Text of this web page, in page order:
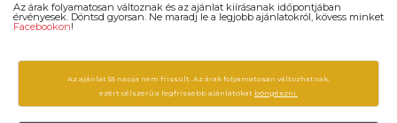
Az árak folyamatosan változnak és az ajánlat kiírásanak időpontjában
érvényesek. Döntsd gyorsan. Ne maradj le a legjobb ajánlatokról, kövess minket
Facebookon!
Az ajánlat 55 napja nem frissült. Az árak folyamatosan változhatnak,
ezért célszerű a legfrissebb ajánlatokat böngészni.